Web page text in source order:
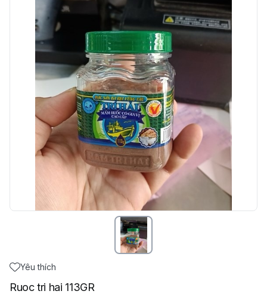
Yêu thích
Ruoc tri hai 113GR